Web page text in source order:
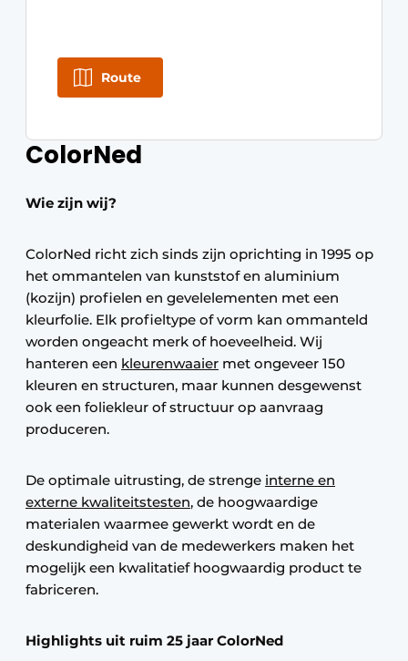
ColorNed
Wie zijn wij?
ColorNed richt zich sinds zijn oprichting in 1995 op
het ommantelen van kunststof en aluminium
(kozijn) profielen en gevelelementen met een
kleurfolie. Elk profieltype of vorm kan ommanteld
worden ongeacht merk of hoeveelheid. Wij
hanteren een kleurenwaaier met ongeveer 150
kleuren en structuren, maar kunnen desgewenst
ook een foliekleur of structuur op aanvraag
produceren.
De optimale uitrusting, de strenge interne en
externe kwaliteitstesten, de hoogwaardige
materialen waarmee gewerkt wordt en de
deskundigheid van de medewerkers maken het
mogelijk een kwalitatief hoogwaardig product te
fabriceren.
Highlights uit ruim 25 jaar ColorNed
Route